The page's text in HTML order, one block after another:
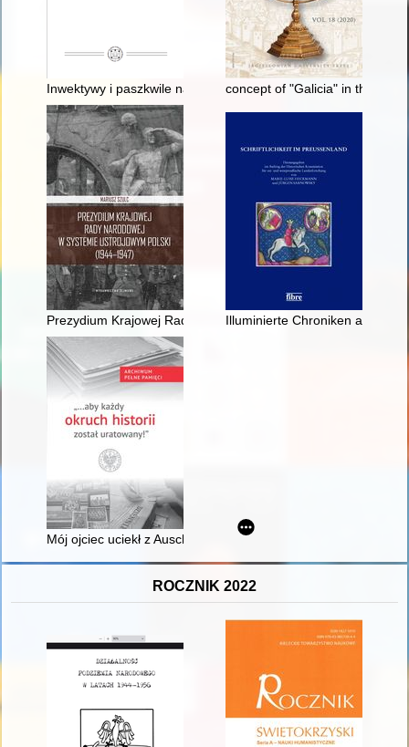
Inwektywy i paszkwile na Cezara = Invectives and lampoons
concept of "Galicia" in the
Prezydium Krajowej Rady Narodowej w systemie ustrojowym
Illuminierte Chroniken aus
Mój ojciec uciekł z Auschwitz
ROCZNIK 2022